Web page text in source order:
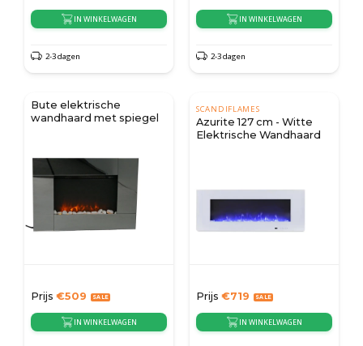
IN WINKELWAGEN
2-3 dagen
IN WINKELWAGEN
2-3 dagen
Bute elektrische
wandhaard met spiegel
Prijs €509
IN WINKELWAGEN
SCANDIFLAMES
Azurite 127 cm - Witte
Elektrische Wandhaard
Prijs €719
IN WINKELWAGEN